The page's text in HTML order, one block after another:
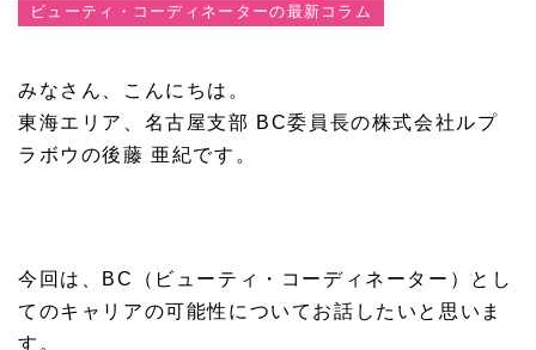
ビューティ・コーディネーターの最新コラム
みなさん、こんにちは。
東海エリア、名古屋支部 BC委員長の株式会社ルプ
ラボウの後藤 亜紀です。
今回は、BC（ビューティ・コーディネーター）とし
てのキャリアの可能性についてお話したいと思いま
す。